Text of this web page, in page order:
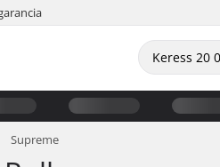
Supreme